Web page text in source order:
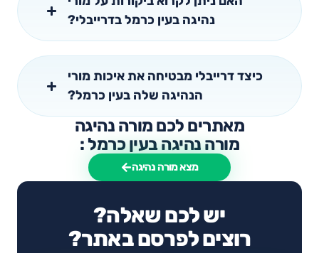
נהיגה בעין כרמל בדרייבלי?
כיצד דרייבלי מבטיחה את איכות מורי
הנהיגה שלה בעין כרמל?
מאתרים לכם מורה נהיגה
מורה נהיגה בעין כרמל :
מצא מורה נהיגה
יש לכם שאלה?
רוצים לפרסם באתר?